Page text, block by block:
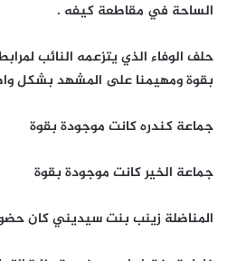
الساحة في مقاطعة كيفه .
حلف الوفاء الذي يتزعمه النائب
بقوة ومهيمنا على المشهد بشكل
جماعة كندره كانت موجودة بقوة
جماعة الخير كانت موجودة بقوة
المناضلة زينب بنت سيديني كان